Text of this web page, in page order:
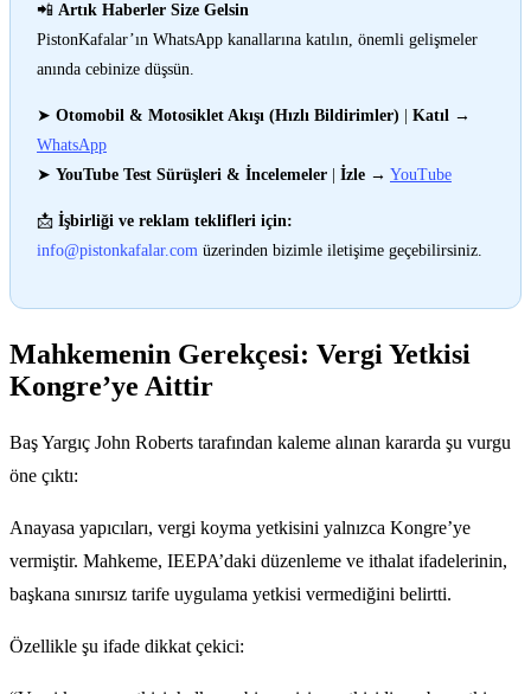
📲 Artık Haberler Size Gelsin
PistonKafalar’ın WhatsApp kanallarına katılın, önemli gelişmeler
anında cebinize düşsün.
➤ Otomobil & Motosiklet Akışı (Hızlı Bildirimler) Katıl →
WhatsApp
➤ YouTube Test Sürüşleri & İncelemeler İzle → YouTube
📩 İşbirliği ve reklam teklifleri için:
info@pistonkafalar.com üzerinden bizimle iletişime geçebilirsiniz.
Mahkemenin Gerekçesi: Vergi Yetkisi
Kongre’ye Aittir
Baş Yargıç John Roberts tarafından kaleme alınan kararda şu vurgu
öne çıktı:
Anayasa yapıcıları, vergi koyma yetkisini yalnızca Kongre’ye
vermiştir. Mahkeme, IEEPA’daki düzenleme ve ithalat ifadelerinin,
başkana sınırsız tarife uygulama yetkisi vermediğini belirtti.
Özellikle şu ifade dikkat çekici: